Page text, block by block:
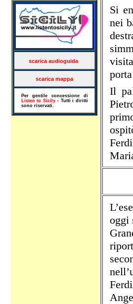
scarica audioguida
scarica mappa
Per gentile concessione di
Listen to Sicily - Tutti i diritti
sono riservati.
Si
nei
Il
oggi